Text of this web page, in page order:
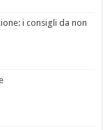
i consigli da non